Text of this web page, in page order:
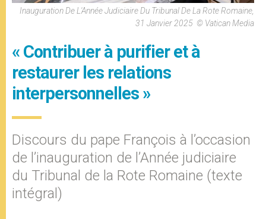
Inauguration De L'Année Judiciaire Du Tribunal De La Rote Romaine,
31 Janvier 2025 © Vatican Media
« Contribuer à purifier et à
restaurer les relations
interpersonnelles »
Discours du pape François à l’occasion
de l’inauguration de l’Année judiciaire
du Tribunal de la Rote Romaine (texte
intégral)